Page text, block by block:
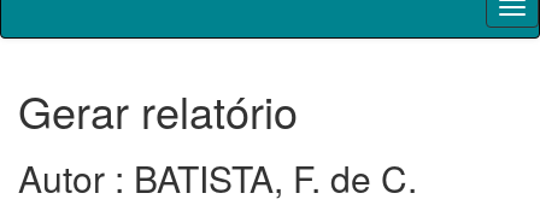
Gerar relatório
Autor : BATISTA, F. de C.